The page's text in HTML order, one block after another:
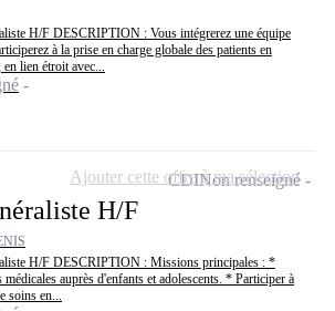
H/F DESCRIPTION : Vous intégrerez une équipe
à la prise en charge globale des patients en
lien étroit avec...
H/F
H/F DESCRIPTION : Missions principales : *
auprès d'enfants et adolescents. * Participer à
soins en...
CDINon renseigné
Ajouter cette offre à ma sélection